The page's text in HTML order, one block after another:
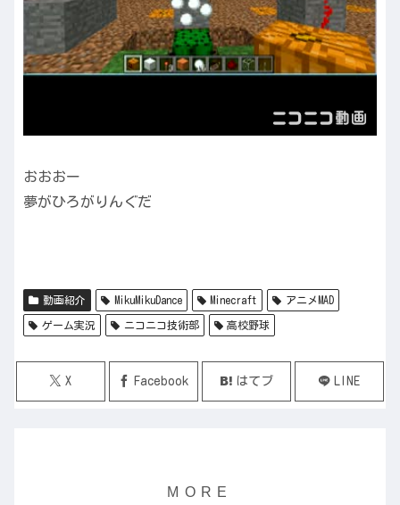
おおおー
夢がひろがりんぐだ
動画紹介 MikuMikuDance Minecraft アニメMAD
ゲーム実況 ニコニコ技術部 高校野球
X Facebook はてブ LINE